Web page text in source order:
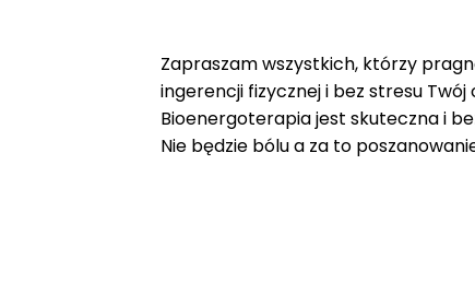
Zapraszam wszystkich, którzy
ingerencji fizycznej i bez stresu
Bioenergoterapia jest skuteczna i
Nie będzie bólu a za to